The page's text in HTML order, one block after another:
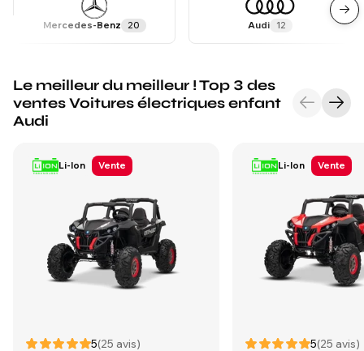
Mercedes-Benz 20 Audi 12
Le meilleur du meilleur ! Top 3 des
ventes Voitures électriques enfant
Audi
Li-Ion Vente
5(25 avis)
Li-Ion Vente
5(25 avis)